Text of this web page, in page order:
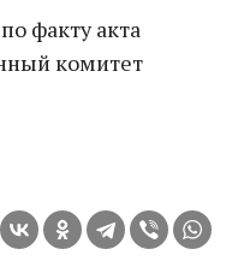
факту акта
комитет